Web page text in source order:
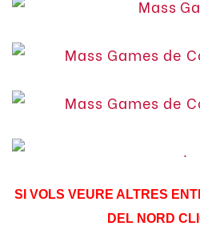
SI VOLS VEURE ALTRES
DEL NORD